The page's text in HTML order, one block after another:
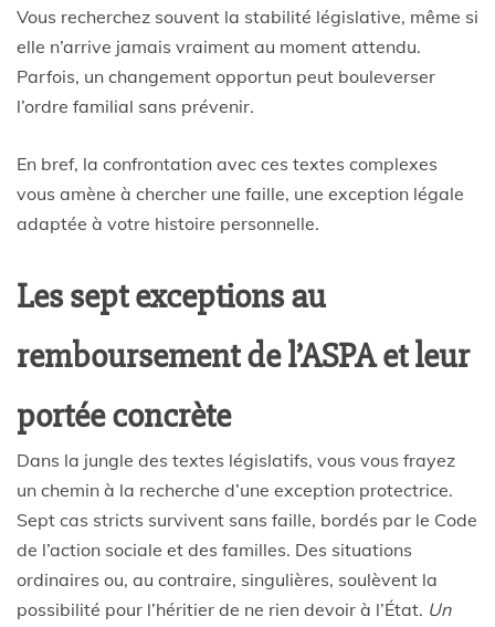
Vous recherchez souvent la stabilité législative, même si
elle n’arrive jamais vraiment au moment attendu.
Parfois, un changement opportun peut bouleverser
l’ordre familial sans prévenir.
En bref, la confrontation avec ces textes complexes
vous amène à chercher une faille, une exception légale
adaptée à votre histoire personnelle.
Les sept exceptions au
remboursement de l’ASPA et leur
portée concrète
Dans la jungle des textes législatifs, vous vous frayez
un chemin à la recherche d’une exception protectrice.
Sept cas stricts survivent sans faille, bordés par le Code
de l’action sociale et des familles. Des situations
ordinaires ou, au contraire, singulières, soulèvent la
possibilité pour l’héritier de ne rien devoir à l’État. Un